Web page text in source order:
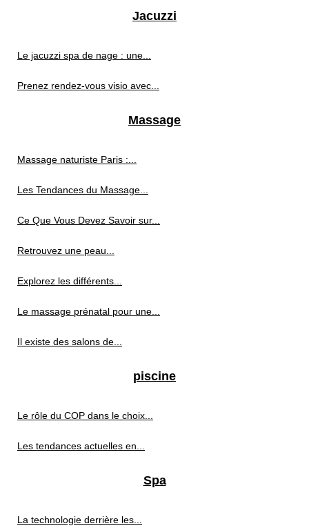
Jacuzzi
Le jacuzzi spa de nage : une...
Prenez rendez-vous visio avec...
Massage
Massage naturiste Paris :...
Les Tendances du Massage...
Ce Que Vous Devez Savoir sur...
Retrouvez une peau...
Explorez les différents...
Le massage prénatal pour une...
Il existe des salons de...
piscine
Le rôle du COP dans le choix...
Les tendances actuelles en...
Spa
La technologie derrière les...